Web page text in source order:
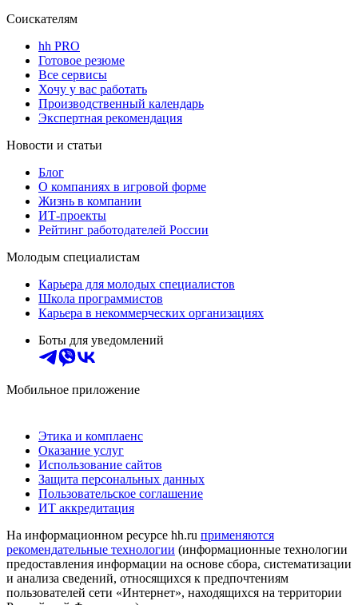
Соискателям
hh PRO
Готовое резюме
Все сервисы
Хочу у вас работать
Производственный календарь
Экспертная рекомендация
Новости и статьи
Блог
О компаниях в игровой форме
Жизнь в компании
ИТ-проекты
Рейтинг работодателей России
Молодым специалистам
Карьера для молодых специалистов
Школа программистов
Карьера в некоммерческих организациях
Боты для уведомлений
Мобильное приложение
Этика и комплаенс
Оказание услуг
Использование сайтов
Защита персональных данных
Пользовательское соглашение
ИТ аккредитация
На информационном ресурсе hh.ru применяются
рекомендательные технологии (информационные технологии
предоставления информации на основе сбора, систематизации
и анализа сведений, относящихся к предпочтениям
пользователей сети «Интернет», находящихся на территории